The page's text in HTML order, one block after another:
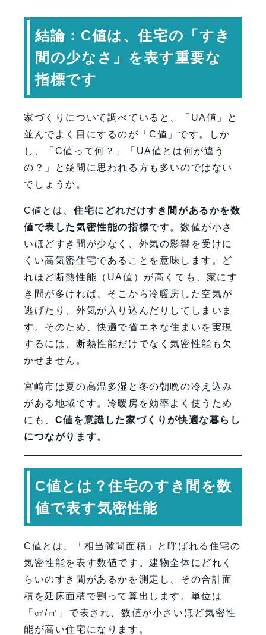
専門家コメント
FAQ
【会社情報・お問い合わせ】
結論：C値は、住宅の「すき
間の少なさ」を表す重要な
指標です
家づくりについて調べていると、「UA値」と
並んでよく目にするのが「C値」です。しか
し、「C値って何？」「UA値とは何が違う
の？」と疑問に思われる方も多いのではない
でしょうか。
C値とは、 住宅にどれだけすき間があるかを数
値で表した気密性能の指標です。数値が小さ
いほどすき間が少なく、外気の影響を受けに
くい高気密住宅であることを意味します。ど
れほど断熱性能（UA値）が高くても、家にす
き間が多ければ、そこから冷暖房した空気が
逃げたり、外気が入り込んだりしてしまいま
す。そのため、快適で省エネな住まいを実現
するには、断熱性能だけでなく気密性能も欠
かせません。
宮崎市は夏の高温多湿と冬の朝晩の冷え込み
がある地域です。冷暖房を効率よく使うため
にも、 C値を意識した家づくりが快適な暮らし
につながります。
C値とは？住宅のすき間を数
値で表す気密性能
C値とは、「相当隙間面積」と呼ばれる住宅の
気密性能を表す数値です。建物全体にどれく
らいのすき間があるかを測定し、その合計面
積を延床面積で割って算出します。単位は
「㎠/㎡」で表され、数値が小さいほど気密性
能が高い住宅になります。